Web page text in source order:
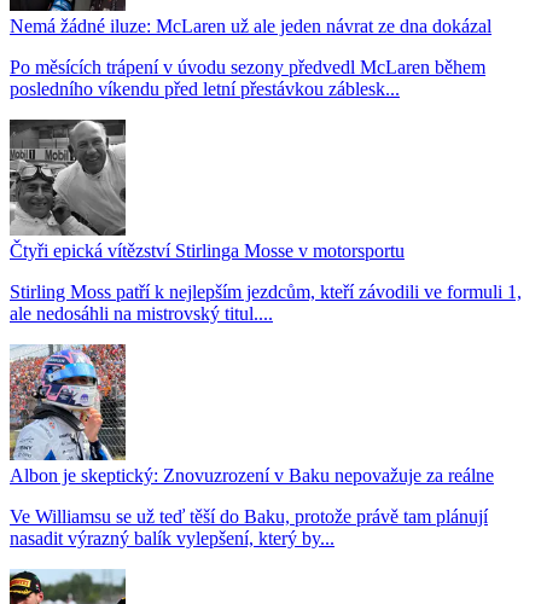
Nemá žádné iluze: McLaren už ale jeden návrat ze dna dokázal
Po měsících trápení v úvodu sezony předvedl McLaren během
posledního víkendu před letní přestávkou záblesk...
Čtyři epická vítězství Stirlinga Mosse v motorsportu
Stirling Moss patří k nejlepším jezdcům, kteří závodili ve formuli 1,
ale nedosáhli na mistrovský titul....
Albon je skeptický: Znovuzrození v Baku nepovažuje za reálne
Ve Williamsu se už teď těší do Baku, protože právě tam plánují
nasadit výrazný balík vylepšení, který by...